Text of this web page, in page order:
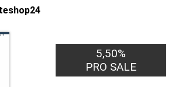
5,50%
PRO SALE